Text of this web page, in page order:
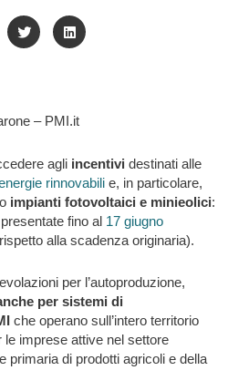
– PMI.it
agli incentivi destinati alle
rinnovabili e, in particolare,
impianti fotovoltaici e minieolici:
fino al 17 giugno
alla scadenza originaria).
per l’autoproduzione,
per sistemi di
che operano sull’intero territorio
le imprese attive nel settore
primaria di prodotti agricoli e della